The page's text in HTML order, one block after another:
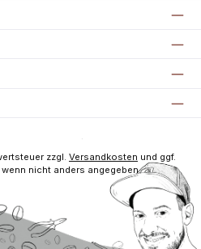
zzgl. Versandkosten und ggf.
nicht anders angegeben.